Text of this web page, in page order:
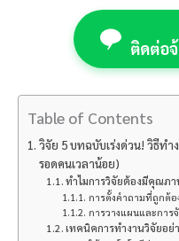
ติดต่อ
Table of Contents
วิจัย 5 บทฉบับเร่งด่วน! วิธีท
รอดคนเวลาน้อย)
ทำไมการวิจัยต้องมีคุณภา
การตั้งคำถามที่ถูกต้อ
การวางแผนและการ
เทคนิคการทำงานวิจัยอย่า